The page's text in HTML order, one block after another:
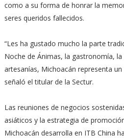
como a su forma de honrar la
seres queridos fallecidos.
“Les ha gustado mucho la parte
Noche de Ánimas, la gastronomía,
artesanías, Michoacán representa
señaló el titular de la Sectur.
Las reuniones de negocios
asiáticos y la estrategia de
Michoacán desarrolla en ITB China